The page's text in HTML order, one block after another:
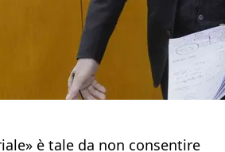
è tale da non consentire